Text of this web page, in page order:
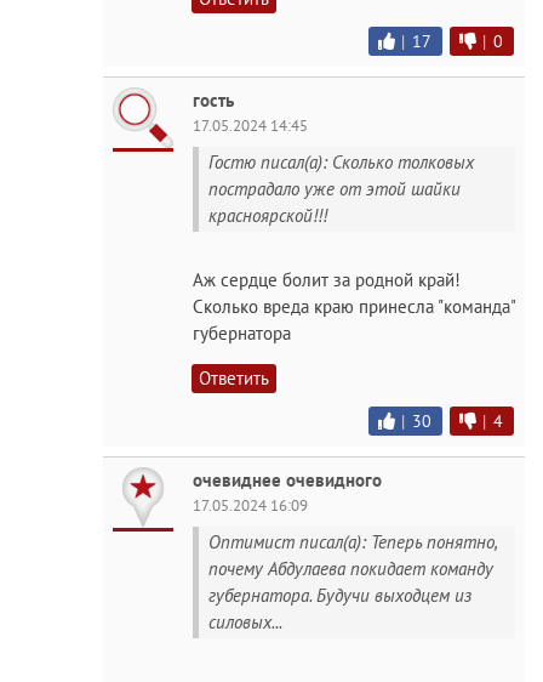
| 17 | 0
гость
17.05.2024 14:45
Гостю писал(а): Сколько толковых
пострадало уже от этой шайки
красноярской!!!
Аж сердце болит за родной край!
Сколько вреда краю принесла "команда"
губернатора
Ответить
| 30 | 4
очевиднее очевидного
17.05.2024 16:09
Оптимист писал(а): Теперь понятно,
почему Абдулаева покидает команду
губернатора. Будучи выходцем из
силовых...